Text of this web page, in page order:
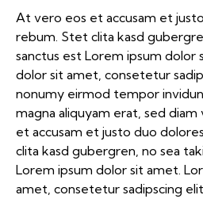
At vero eos et accusam et
rebum. Stet clita kasd
sanctus est Lorem ipsum dolor
dolor sit amet, consetetur
nonumy eirmod tempor
magna aliquyam erat, sed
et accusam et justo duo
clita kasd gubergren, no sea
Lorem ipsum dolor sit amet.
amet, consetetur sadipscing